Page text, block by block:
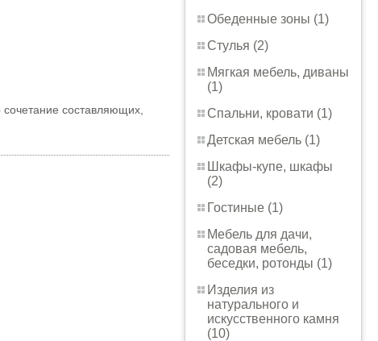
Обеденные зоны (1)
Стулья (2)
Мягкая мебель, диваны
(1)
Спальни, кровати (1)
Детская мебель (1)
Шкафы-купе, шкафы
(2)
Гостиные (1)
Мебель для дачи,
садовая мебель,
беседки, ротонды (1)
Изделия из
натурального и
искусственного камня
(10)
составляющих,